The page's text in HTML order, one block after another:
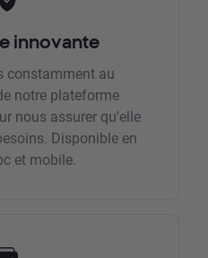
innovante
constamment au
notre plateforme
nous assurer qu'elle
Disponible en
et mobile.